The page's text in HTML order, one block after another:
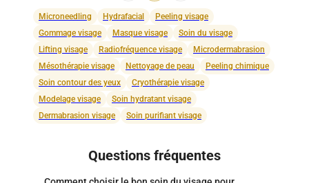
Microneedling Hydrafacial
Peeling visage
Gommage visage
Masque visage
Soin du visage
Lifting visage
Radiofréquence visage
Microdermabrasion
Mésothérapie visage
Nettoyage de peau
Peeling chimique
Soin contour des yeux
Cryothérapie visage
Modelage visage
Soin hydratant visage
Dermabrasion visage
Soin purifiant visage
Questions fréquentes